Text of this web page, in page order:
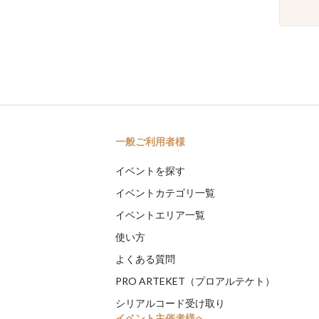
一般ご利用者様
イベントを探す
イベントカテゴリ一覧
イベントエリア一覧
使い方
よくある質問
PRO ARTEKET（プロアルテケト）
シリアルコード受け取り